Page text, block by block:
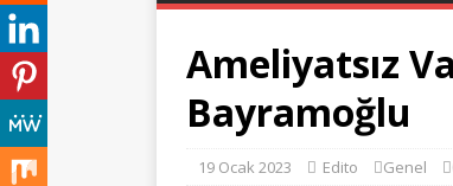
Ameliyatsız
Bayramoğlu
19 Ocak 2023 Edito Genel